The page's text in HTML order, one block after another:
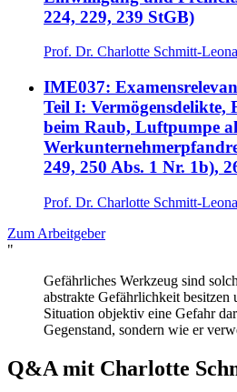
224, 229, 239 StGB)
Prof. Dr. Charlotte Schmitt-
IME037:
Teil I: Vermögensdelikte,
beim Raub, Luftpumpe
249, 250 Abs. 1 Nr. 1b),
Prof. Dr. Charlotte Schmitt-
Zum Arbeitgeber
"
Gefährliches Werkzeug sind
abstrakte Gefährlichkeit besitzen
Situation objektiv eine Gefahr
Gegenstand, sondern wie er
Q&A mit Charlotte